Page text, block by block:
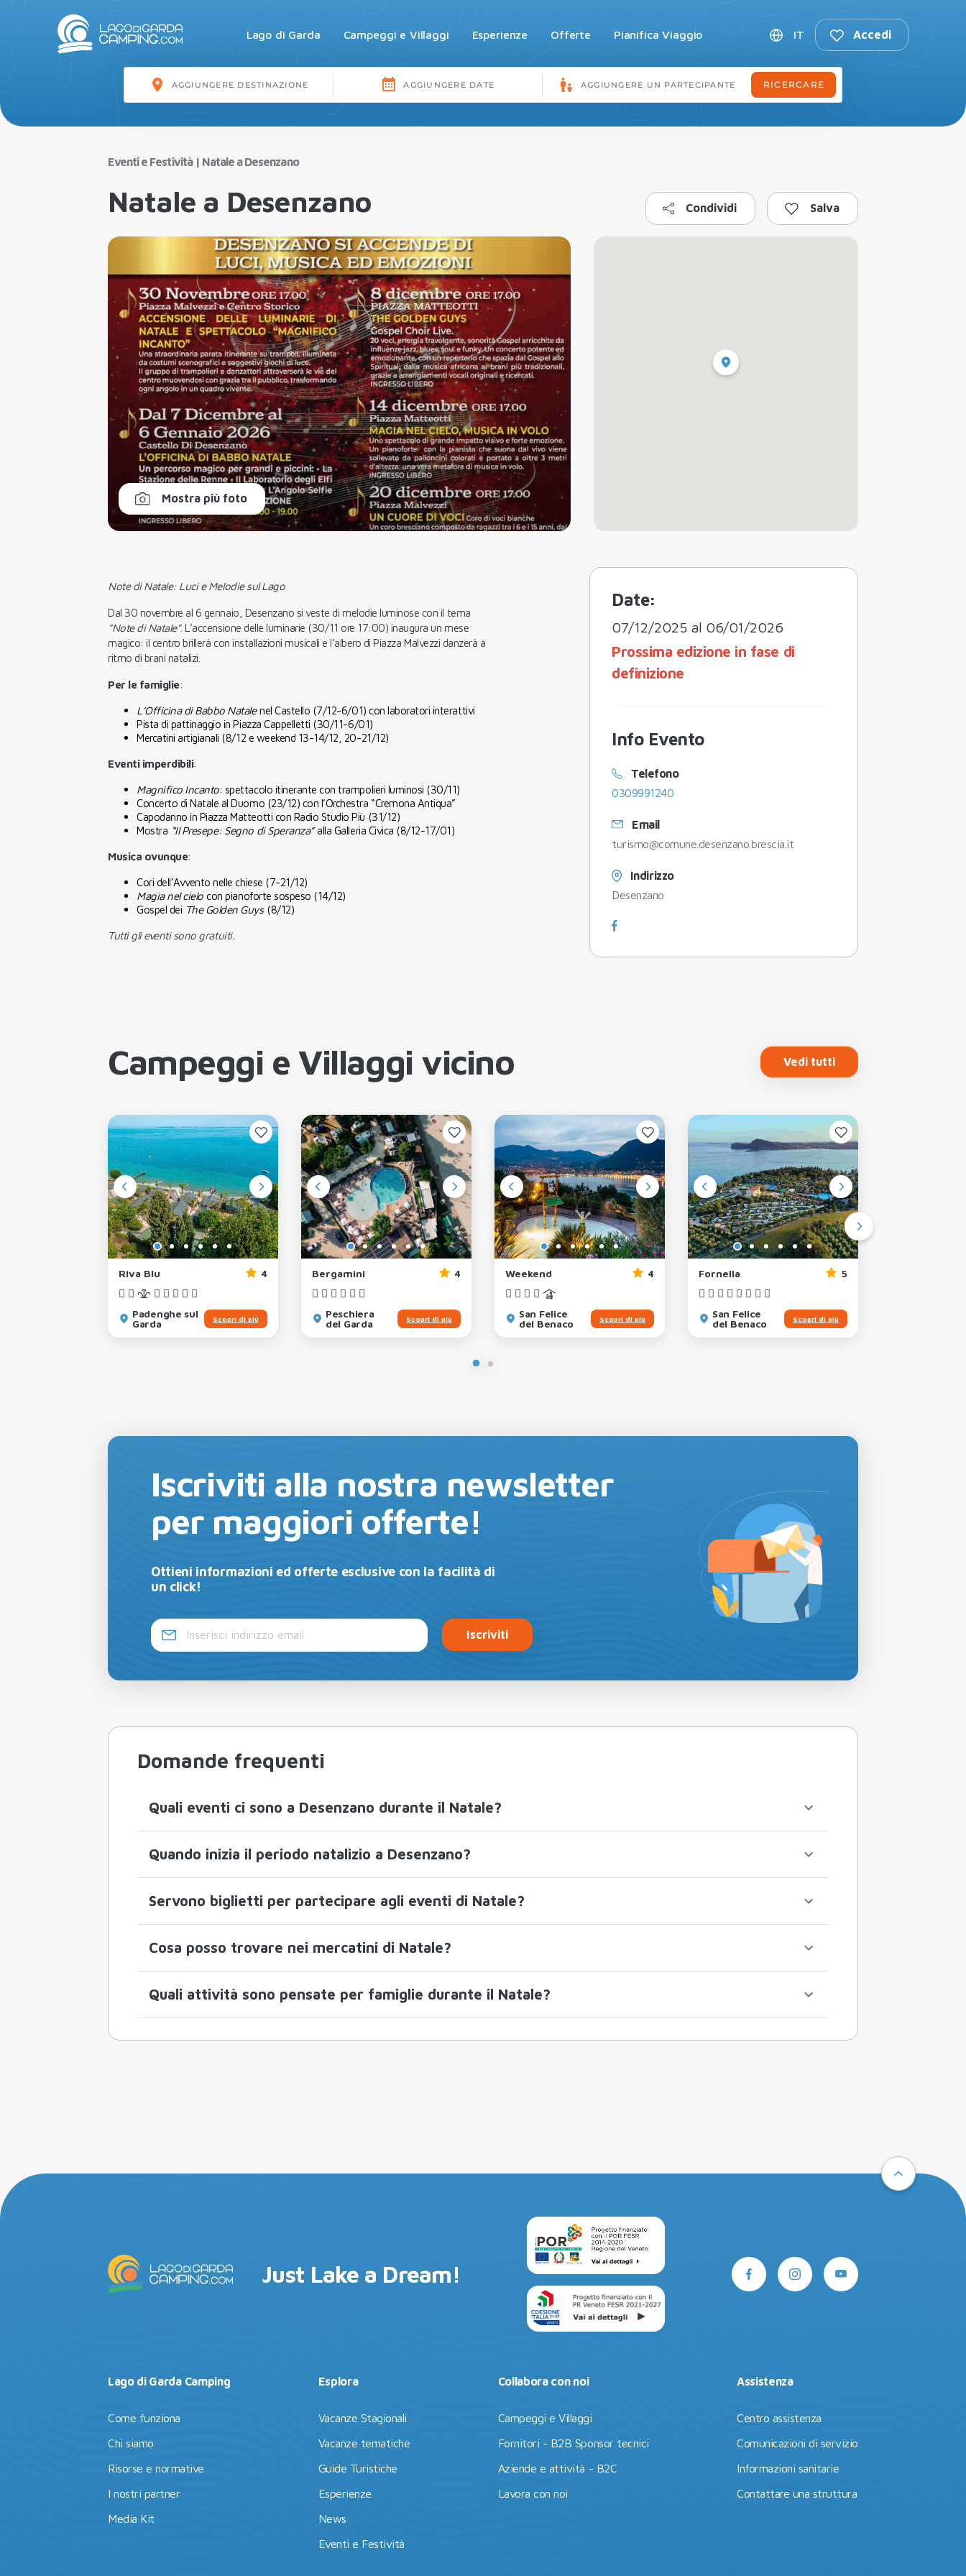
Lago di Garda Campeggi e Villaggi Esperienze Offerte Pianifica Viaggio IT Accedi
Eventi e Festività| Natale a Desenzano
Natale a Desenzano Condividi Salva
Mostra più foto
Note di Natale: Luci e Melodie sul Lago
Dal 30 novembre al 6 gennaio, Desenzano si veste di melodie luminose con il tema
"Note di Natale". L’accensione delle luminarie (30/11 ore 17:00) inaugura un mese
magico: il centro brillerà con installazioni musicali e l’albero di Piazza Malvezzi danzerà a
ritmo di brani natalizi.
Per le famiglie:
L’Officina di Babbo Natale nel Castello (7/12-6/01) con laboratori interattivi
Pista di pattinaggio in Piazza Cappelletti (30/11-6/01)
Mercatini artigianali (8/12 e weekend 13-14/12, 20-21/12)
Eventi imperdibili:
Magnifico Incanto: spettacolo itinerante con trampolieri luminosi (30/11)
Concerto di Natale al Duomo (23/12) con l’Orchestra “Cremona Antiqua”
Capodanno in Piazza Matteotti con Radio Studio Più (31/12)
Mostra “Il Presepe: Segno di Speranza” alla Galleria Civica (8/12-17/01)
Musica ovunque:
Cori dell’Avvento nelle chiese (7-21/12)
Magia nel cielo con pianoforte sospeso (14/12)
Gospel dei The Golden Guys (8/12)
Tutti gli eventi sono gratuiti.
Date:
07/12/2025 al 06/01/2026
Prossima edizione in fase di
definizione
Info Evento
Telefono
0309991240
Email
turismo@comune.desenzano.brescia.it
Indirizzo
Desenzano
Campeggi e Villaggi vicino Vedi tutti
Riva Blu 4
Padenghe sul
Garda
Scopri di più
Bergamini 4
Peschiera
del Garda
Scopri di più
Weekend 4
San Felice
del Benaco
Scopri di più
Fornella 5
San Felice
del Benaco
Scopri di più
Iscriviti alla nostra newsletter
per maggiori offerte!
Ottieni informazioni ed offerte esclusive con la facilità di
un click!
Iscriviti
Domande frequenti
Quali eventi ci sono a Desenzano durante il Natale?
Quando inizia il periodo natalizio a Desenzano?
Servono biglietti per partecipare agli eventi di Natale?
Cosa posso trovare nei mercatini di Natale?
Quali attività sono pensate per famiglie durante il Natale?
Just Lake a Dream!
Lago di Garda Camping
Come funziona
Chi siamo
Risorse e normative
I nostri partner
Media Kit
Esplora
Vacanze Stagionali
Vacanze tematiche
Guide Turistiche
Esperienze
News
Eventi e Festività
Collabora con noi
Campeggi e Villaggi
Fornitori - B2B Sponsor tecnici
Aziende e attività - B2C
Lavora con noi
Assistenza
Centro assistenza
Comunicazioni di servizio
Informazioni sanitarie
Contattare una struttura